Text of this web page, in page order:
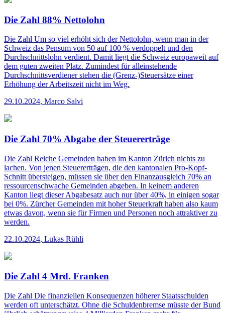
Die Zahl 88% Nettolohn
Die Zahl Um so viel erhöht sich der Nettolohn, wenn man in der
Schweiz das Pensum von 50 auf 100 % verdoppelt und den
Durchschnittslohn verdient. Damit liegt die Schweiz europaweit auf
dem guten zweiten Platz. Zumindest für alleinstehende
Durchschnittsverdiener stehen die (Grenz-)Steuersätze einer
Erhöhung der Arbeitszeit nicht im Weg.
29.10.2024, Marco Salvi
Die Zahl 70% Abgabe der Steuererträge
Die Zahl Reiche Gemeinden haben im Kanton Zürich nichts zu
lachen. Von jenen Steuererträgen, die den kantonalen Pro-Kopf-
Schnitt übersteigen, müssen sie über den Finanzausgleich 70% an
ressourcen­schwache Gemeinden abgeben. In keinem anderen
Kanton liegt dieser Abgabesatz auch nur über 40%, in einigen sogar
bei 0%. Zürcher Gemeinden mit hoher Steuerkraft haben also kaum
etwas davon, wenn sie für Firmen und Personen noch attraktiver zu
werden.
22.10.2024, Lukas Rühli
Die Zahl 4 Mrd. Franken
Die Zahl Die finanziellen Konsequenzen höherer Staatsschulden
werden oft unterschätzt. Ohne die Schuldenbremse müsste der Bund